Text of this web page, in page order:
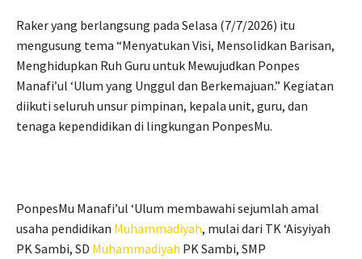
Raker yang berlangsung pada Selasa (7/7/2026) itu
mengusung tema “Menyatukan Visi, Mensolidkan Barisan,
Menghidupkan Ruh Guru untuk Mewujudkan Ponpes
Manafi’ul ‘Ulum yang Unggul dan Berkemajuan.” Kegiatan
diikuti seluruh unsur pimpinan, kepala unit, guru, dan
tenaga kependidikan di lingkungan PonpesMu.
PonpesMu Manafi’ul ‘Ulum membawahi sejumlah amal
usaha pendidikan Muhammadiyah, mulai dari TK ‘Aisyiyah
PK Sambi, SD Muhammadiyah PK Sambi, SMP